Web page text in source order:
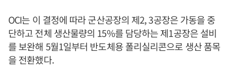
OCI는 이 결정에 따라 군산공장의 제2, 3공장은 가동을 중
단하고 전체 생산물량의 15%를 담당하는 제1공장은 설비
를 보완해 5월1일부터 반도체용 폴리실리콘으로 생산 품목
을 전환했다.